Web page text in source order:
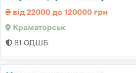
від 22000 до 120000 грн
Краматорськ
81 ОДШБ